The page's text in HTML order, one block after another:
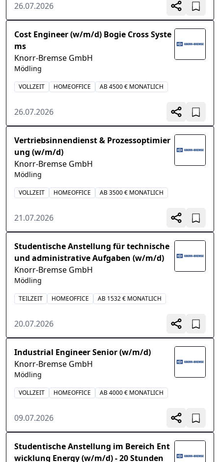
26.07.2026
Cost Engineer (w/m/d) Bogie Cross Syste
ms
Knorr-Bremse GmbH
Mödling
VOLLZEIT HOMEOFFICE AB 4500 € MONATLICH
26.07.2026
Vertriebsinnendienst & Prozessoptimier
ung (w/m/d)
Knorr-Bremse GmbH
Mödling
VOLLZEIT HOMEOFFICE AB 3500 € MONATLICH
21.07.2026
Studentische Anstellung für technische
und administrative Aufgaben (w/m/d)
Knorr-Bremse GmbH
Mödling
TEILZEIT HOMEOFFICE AB 1532 € MONATLICH
20.07.2026
Industrial Engineer Senior (w/m/d)
Knorr-Bremse GmbH
Mödling
VOLLZEIT HOMEOFFICE AB 4000 € MONATLICH
09.07.2026
Studentische Anstellung im Bereich Ent
wicklung Energy (w/m/d) - 20 Stunden